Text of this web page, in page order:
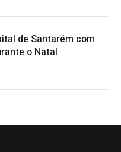
de Santarém com
o Natal